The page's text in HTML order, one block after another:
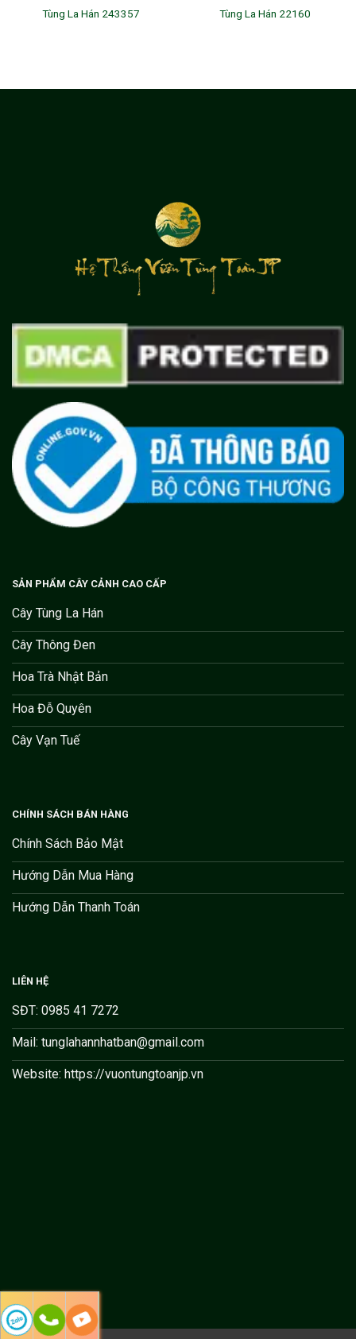
Tùng La Hán 243357 Tùng La Hán 22160
SẢN PHẨM CÂY CẢNH CAO CẤP
Cây Tùng La Hán
Cây Thông Đen
Hoa Trà Nhật Bản
Hoa Đỗ Quyên
Cây Vạn Tuế
CHÍNH SÁCH BÁN HÀNG
Chính Sách Bảo Mật
Hướng Dẫn Mua Hàng
Hướng Dẫn Thanh Toán
LIÊN HỆ
SĐT: 0985 41 7272
Mail: tunglahannhatban@gmail.com
Website: https://vuontungtoanjp.vn